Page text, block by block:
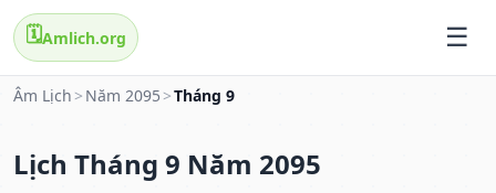
🗓️Amlich.org
Âm Lịch > Năm 2095 >Tháng 9
Lịch Tháng 9 Năm 2095